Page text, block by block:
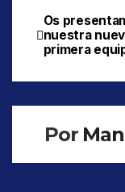
de
Os
nuestra
primera
Por